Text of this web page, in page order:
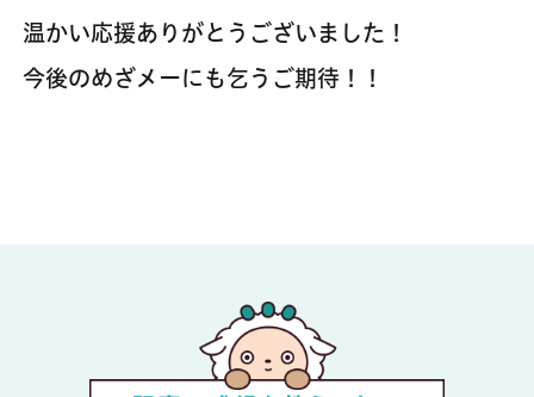
温かい応援ありがとうございました！
今後のめざメーにも乞うご期待！！